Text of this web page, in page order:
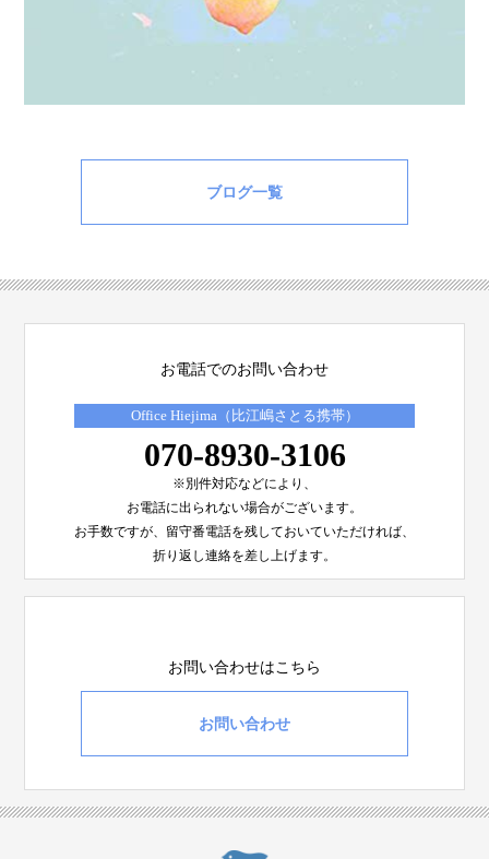
ブログ一覧
お電話でのお問い合わせ
Office Hiejima（比江嶋さとる携帯）
070-8930-3106
※別件対応などにより、
お電話に出られない場合がございます。
お手数ですが、留守番電話を残しておいていただければ、
折り返し連絡を差し上げます。
お問い合わせはこちら
お問い合わせ